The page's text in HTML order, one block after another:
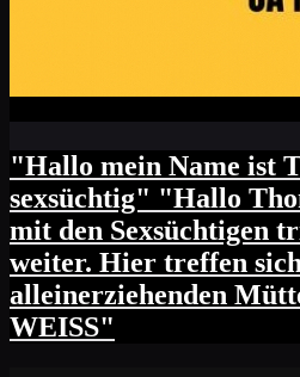
"Hallo mein Name ist
sexsüchtig" "Hallo
mit den Sexsüchtigen
weiter. Hier treffen
alleinerziehenden
WEISS"